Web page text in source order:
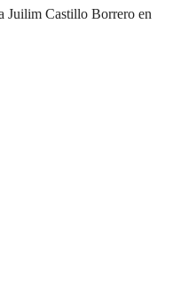
Juilim Castillo Borrero en